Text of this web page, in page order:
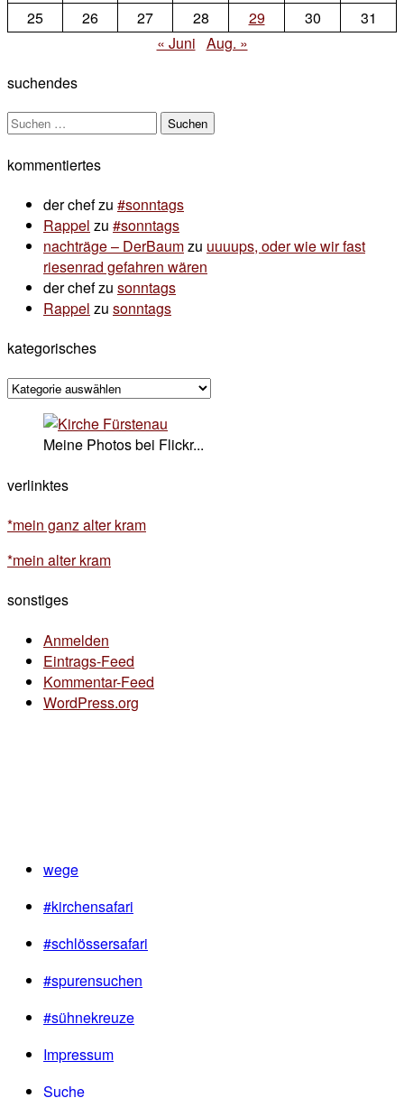
25
26 27 28 29 30
31
« Juni Aug. »
suchendes
Suchen
kommentiertes
der chefzu #sonntags
Rappel zu #sonntags
nachträge – DerBaumzu uuuups, oder wie wir fast
riesenrad gefahren wären
der chefzu sonntags
Rappel zu sonntags
kategorisches
kategorisches
Meine Photos bei Flickr...
verlinktes
*mein ganz alter kram
*mein alter kram
sonstiges
Anmelden
Eintrags-Feed
Kommentar-Feed
WordPress.org
wege
#kirchensafari
#schlössersafari
#spurensuchen
#sühnekreuze
Impressum
Suche